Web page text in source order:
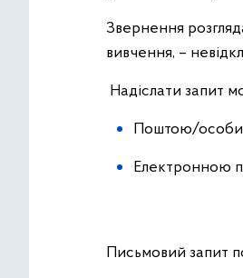
Звернення
вивчення, –
Надіслати запит
Поштою/
Електронною
Письмовий запит